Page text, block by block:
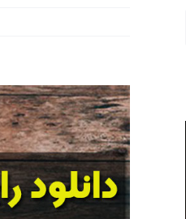
View
Larger
Image